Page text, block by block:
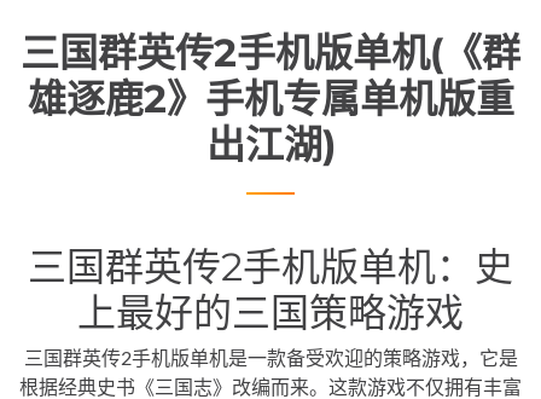
三国群英传2手机版单机(《群
雄逐鹿2》手机专属单机版重
出江湖)
三国群英传2手机版单机：史
上最好的三国策略游戏
三国群英传2手机版单机是一款备受欢迎的策略游戏，它是
根据经典史书《三国志》改编而来。这款游戏不仅拥有丰富